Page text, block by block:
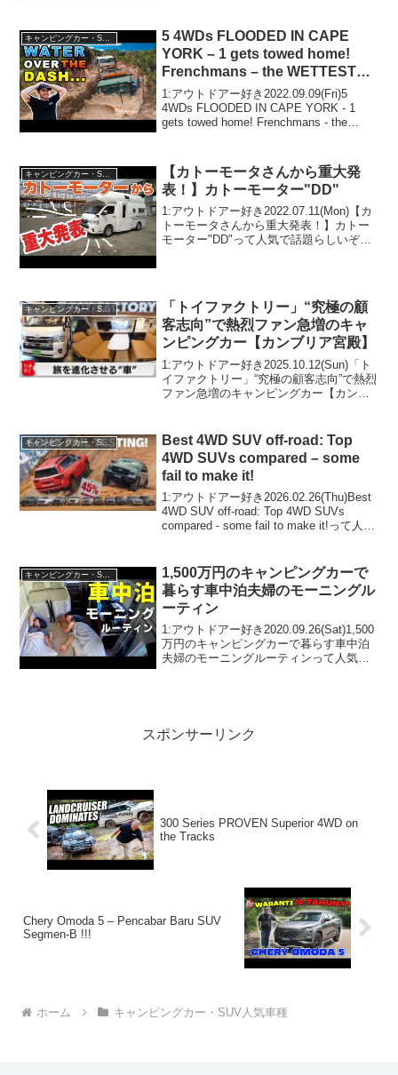
2022.08.09(Tue)この...
キャンピングカー・SUV人気車種
5 4WDs FLOODED IN CAPE
YORK – 1 gets towed home!
Frenchmans – the WETTEST
we've ever seen it!
1:アウトドアー好き2022.09.09(Fri)5
4WDs FLOODED IN CAPE YORK - 1
gets towed home! Frenchmans - the
【カトーモータさんから重大発
表！】カトーモーター"DD"
1:アウトドアー好き2022.07.11(Mon)【カ
トーモータさんから重大発表！】カトー
モーター"DD"って人気で話題らしいぞ、
キャンピングカー・SUV人気車種
「トイファクトリー」“究極の顧
客志向”で熱烈ファン急増のキャ
ンピングカー【カンブリア宮殿】
1:アウトドアー好き2025.10.12(Sun)「ト
イファクトリー」“究極の顧客志向”で熱烈
ファン急増のキャンピングカー【カンブ
2025.10.12(Sun)この動画は...
キャンピングカー・SUV人気車種
Best 4WD SUV off-road: Top
4WD SUVs compared – some
fail to make it!
1:アウトドアー好き2026.02.26(Thu)Best
4WD SUV off-road: Top 4WD SUVs
compared - some fail to make it!って人気
キャンピングカー・SUV人気車種
1,500万円のキャンピングカーで
暮らす車中泊夫婦のモーニングル
ーティン
1:アウトドアー好き2020.09.26(Sat)1,500
万円のキャンピングカーで暮らす車中泊
夫婦のモーニングルーティンって人気で
スポンサーリンク
300 Series PROVEN Superior 4WD on
the Tracks
Chery Omoda 5 – Pencabar Baru SUV
Segmen-B !!!
ホーム キャンピングカー・SUV人気車種